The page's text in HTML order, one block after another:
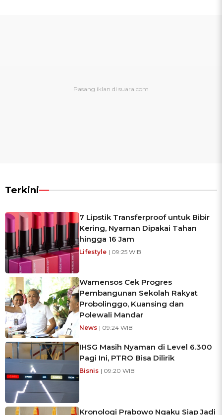
Terkini
7 Lipstik Transferproof untuk Bibir
Kering, Nyaman Dipakai Tahan
hingga 16 Jam
Lifestyle | 09:25 WIB
Wamensos Cek Progres
Pembangunan Sekolah Rakyat
Probolinggo, Kuansing dan
Polewali Mandar
News | 09:24 WIB
IHSG Masih Nyaman di Level 6.300
Pagi Ini, PTRO Bisa Dilirik
Bisnis | 09:20 WIB
Kronologi Prabowo Ngaku Siap Jadi